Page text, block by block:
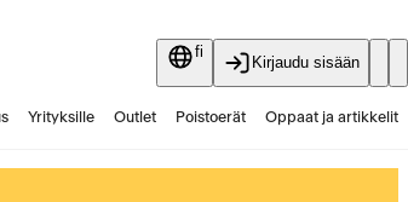
fi
Kirjaudu sisään
Yrityksille Outlet Poistoerät Oppaat ja artikkelit